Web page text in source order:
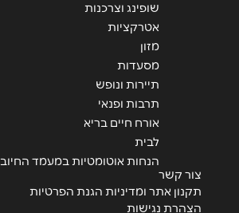
שופינג וצרכנות
אטרקציות
מזון
מסעדות
תיירות ונופש
תרבות ופנאי
אורח חיים בריא
לבית
הנחות אוטומטיות במעמד החיוב
צור קשר
תקנון אתר ומדיניות הגנת הפרטיות
הצהרת נגישות